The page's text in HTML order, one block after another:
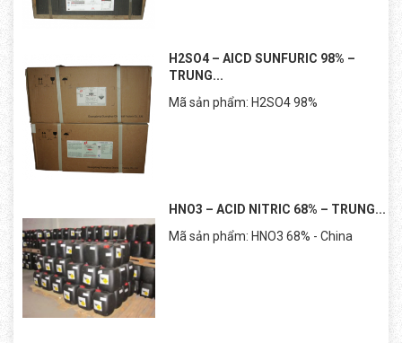
H2SO4 – AICD SUNFURIC 98% –
TRUNG...
Mã sản phẩm: H2SO4 98%
HNO3 – ACID NITRIC 68% – TRUNG...
Mã sản phẩm: HNO3 68% - China